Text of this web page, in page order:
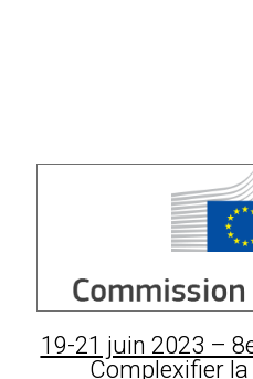
19-21 juin 2023 –
Complexifier